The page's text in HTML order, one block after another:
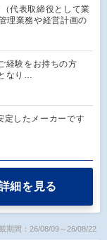
代表取締役として業
理業務や経営計画の
経験をお持ちの方
なり…
定したメーカーです
細を見る
期間：26/08/09～26/08/22